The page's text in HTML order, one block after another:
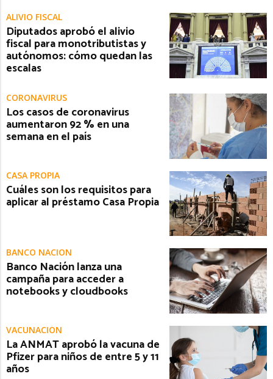
ALIVIO FISCAL
Diputados aprobó el alivio
fiscal para monotributistas y
autónomos: cómo quedan las
escalas
CORONAVIRUS
Los casos de coronavirus
aumentaron 92 % en una
semana en el país
CASA PROPIA
Cuáles son los requisitos para
aplicar al préstamo Casa Propia
BANCO NACION
Banco Nación lanza una
campaña para acceder a
notebooks y cloudbooks
VACUNACIÓN
La ANMAT aprobó la vacuna de
Pfizer para niños de entre 5 y 11
años